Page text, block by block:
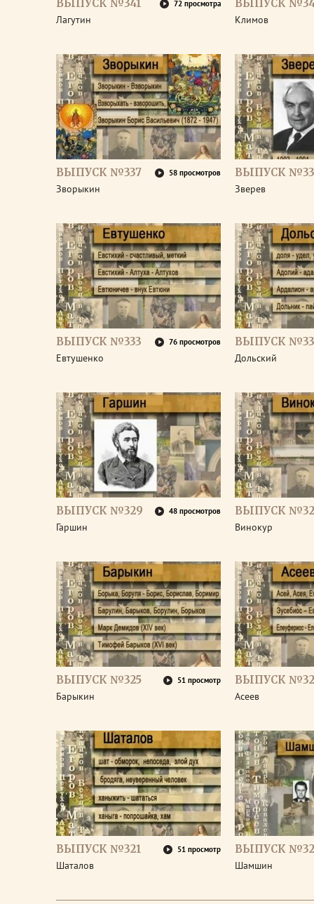
ВЫПУСК №341 72 просмотра
Лагутин
ВЫПУСК
Климов
ВЫПУСК №337 58 просмотров
Зворыкин
ВЫПУСК
Зверев
ВЫПУСК №333 76 просмотров
Евтушенко
ВЫПУСК
Дольский
ВЫПУСК №329 48 просмотров
Гаршин
ВЫПУСК
Винокур
ВЫПУСК №325 51 просмотр
Барыкин
ВЫПУСК
Асеев
ВЫПУСК №321 51 просмотр
Шаталов
ВЫПУСК
Шамшин